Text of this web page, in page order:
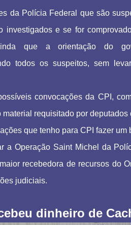
da Polícia Federal que são
investigados e se for
que a orientação do
todos os suspeitos, sem
convocações da CPI,
requisitado por
que tenho para CPI fazer um
a Operação Saint Michel da
recebedora de recursos do
judiciais.
dinheiro de